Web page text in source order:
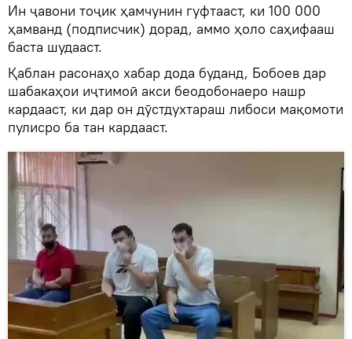
Ин ҷавони тоҷик ҳамчунин гуфтааст, ки 100 000
ҳамванд (подписчик) дорад, аммо ҳоло саҳифааш
баста шудааст.
Қаблан расонаҳо хабар дода буданд, Бобоев дар
шабакаҳои иҷтимоӣ акси беодобонаеро нашр
кардааст, ки дар он дӯстдухтараш либоси мақомоти
пулисро ба тан кардааст.